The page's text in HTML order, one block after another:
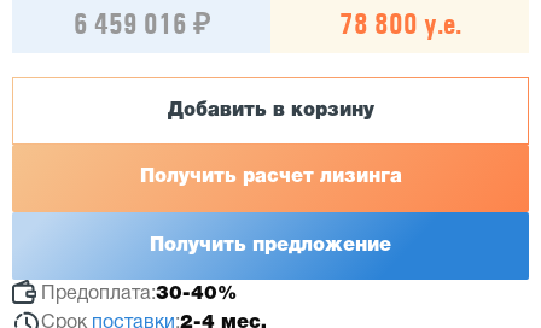
6 459 016 ₽ 78 800 у.е.
Добавить в корзину
Получить расчет лизинга
Получить предложение
Предоплата:30-40%
Срок поставки :2-4 мес.